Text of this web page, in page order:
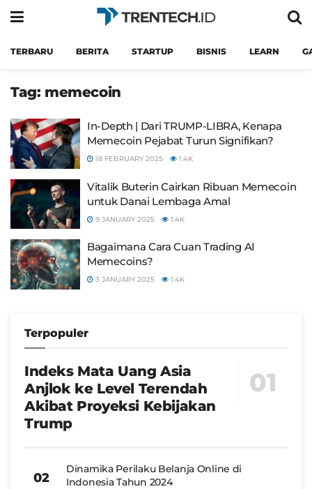
TERBARU BERITA STARTUP BISNIS LEARN
Tag: memecoin
In-Depth | Dari TRUMP-LIBRA, Kenapa
Memecoin Pejabat Turun Signifikan?
18 FEBRUARY 2025 1.4K
Vitalik Buterin Cairkan Ribuan Memecoin
untuk Danai Lembaga Amal
9 JANUARY 2025 1.4K
Bagaimana Cara Cuan Trading AI
Memecoins?
3 JANUARY 2025 1.4K
Terpopuler
Indeks Mata Uang Asia
Anjlok ke Level Terendah
Akibat Proyeksi Kebijakan
Trump
Dinamika Perilaku Belanja Online di
Indonesia Tahun 2024